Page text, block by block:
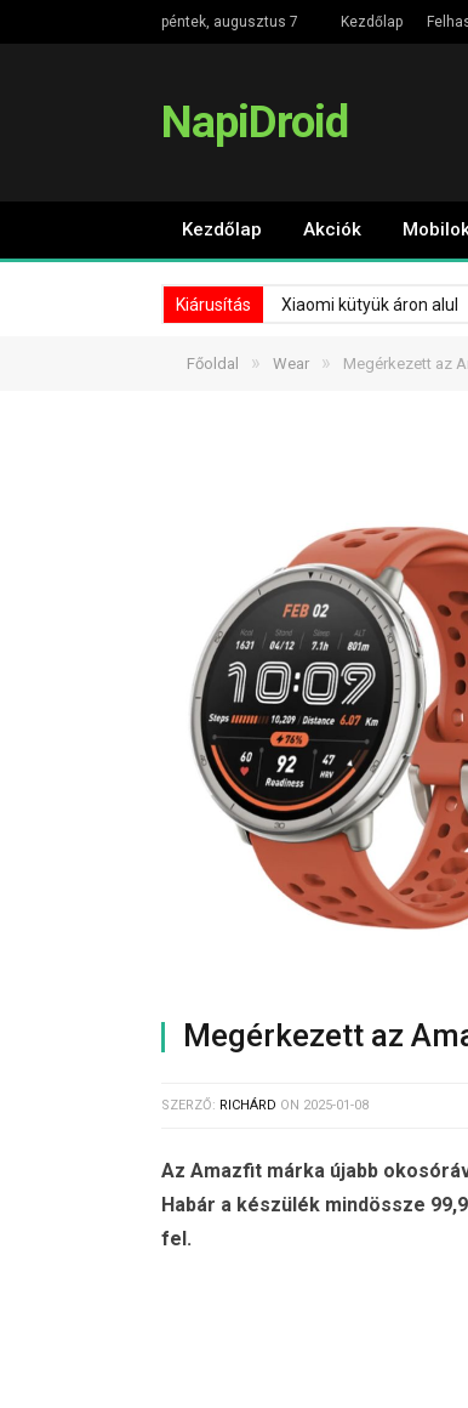
péntek, augusztus 7 Kezdőlap
NapiDroid
Kezdőlap Akciók
Kiárusítás Xiaomi kütyük áron alul
Főoldal » Wear » Megérkezett az
Megérkezett az
SZERZŐ: RICHÁRD ON 2025-01-08
Az Amazfit márka újabb
Habár a készülék mindössze
fel.